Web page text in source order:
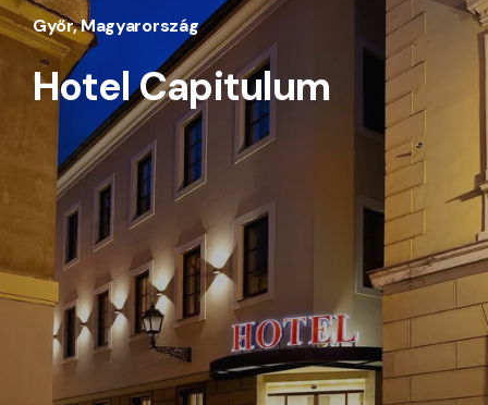
Győr, Magyarország
Hotel Capitulum